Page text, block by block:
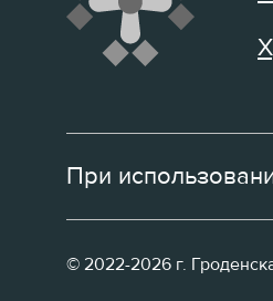
При
© 2022-2026 г.